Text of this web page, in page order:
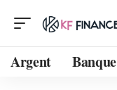
Argent Banque